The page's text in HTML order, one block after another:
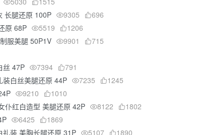
长腿还原 100P 9305
696
原 68P 5519
1206
服美腿 50P1V 9901
715
丝 47P 7394
791
装白丝美腿还原 44P 7235
1245
9210
1010
仆红白造型 美腿还原 42P 8122
1802
6425
1869
装 美胸长腿还原 31P 5107
1890